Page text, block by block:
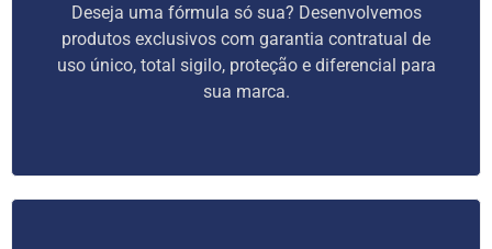
Deseja uma fórmula só sua? Desenvolvemos
produtos exclusivos com garantia contratual de
uso único, total sigilo, proteção e diferencial para
sua marca.